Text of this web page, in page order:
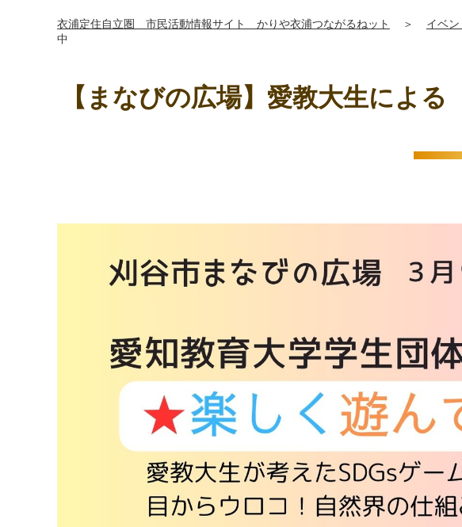
衣浦定住自立圏 市民活動情報サイト かりや衣浦つながるねット ＞ イベン
中
【まなびの広場】愛教大生によ